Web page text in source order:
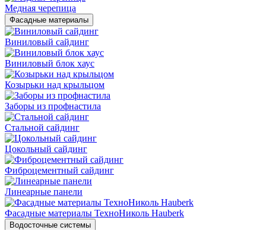
Медная черепица
Фасадные материалы
Виниловый сайдинг
Виниловый блок хаус
Козырьки над крыльцом
Заборы из профнастила
Стальной сайдинг
Цокольный сайдинг
Фиброцементный сайдинг
Линеарные панели
Фасадные материалы ТехноНиколь Hauberk
Водосточные системы